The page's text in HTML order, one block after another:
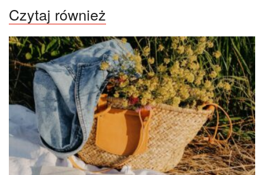
Czytaj również